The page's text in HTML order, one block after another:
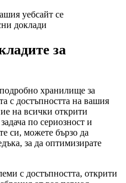
уебсайт се
доклади
за
хранилище за
с достъпността на вашия
на всички открити
по сериозност и
си, можете бързо да
за да оптимизирате
с достъпността, открити